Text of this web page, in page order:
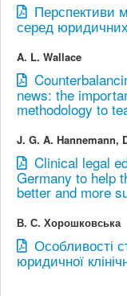
Перспективи
серед юридичних
A. L. Wallace
news: the
methodology to
J. G. A. Hannemann,
Clinical legal
Germany to help
better and more
В. С. Хорошковська
Особливості
юридичної